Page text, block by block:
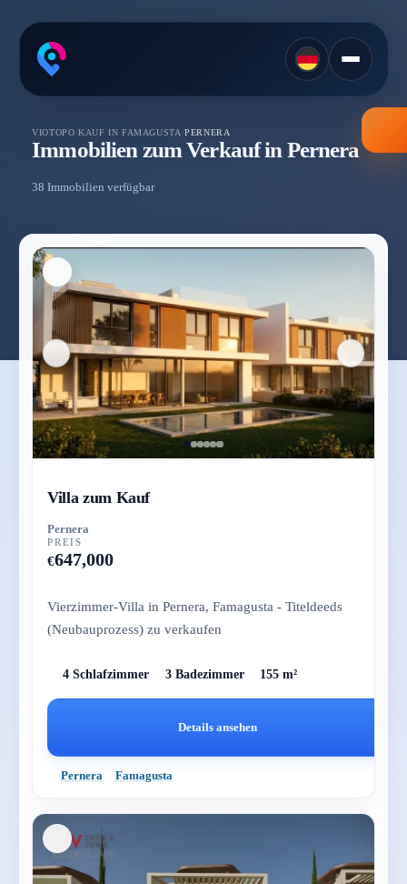
VIOTOPO /KAUF IN FAMAGUSTA /PERNERA
Immobilien zum Verkauf in Pernera
38 Immobilien verfügbar
Villa zum Kauf
Pernera
PREIS
€647,000
Vierzimmer-Villa in Pernera, Famagusta - Titeldeeds
(Neubauprozess) zu verkaufen
4 Schlafzimmer 3 Badezimmer 155 m²
Details ansehen
Pernera Famagusta